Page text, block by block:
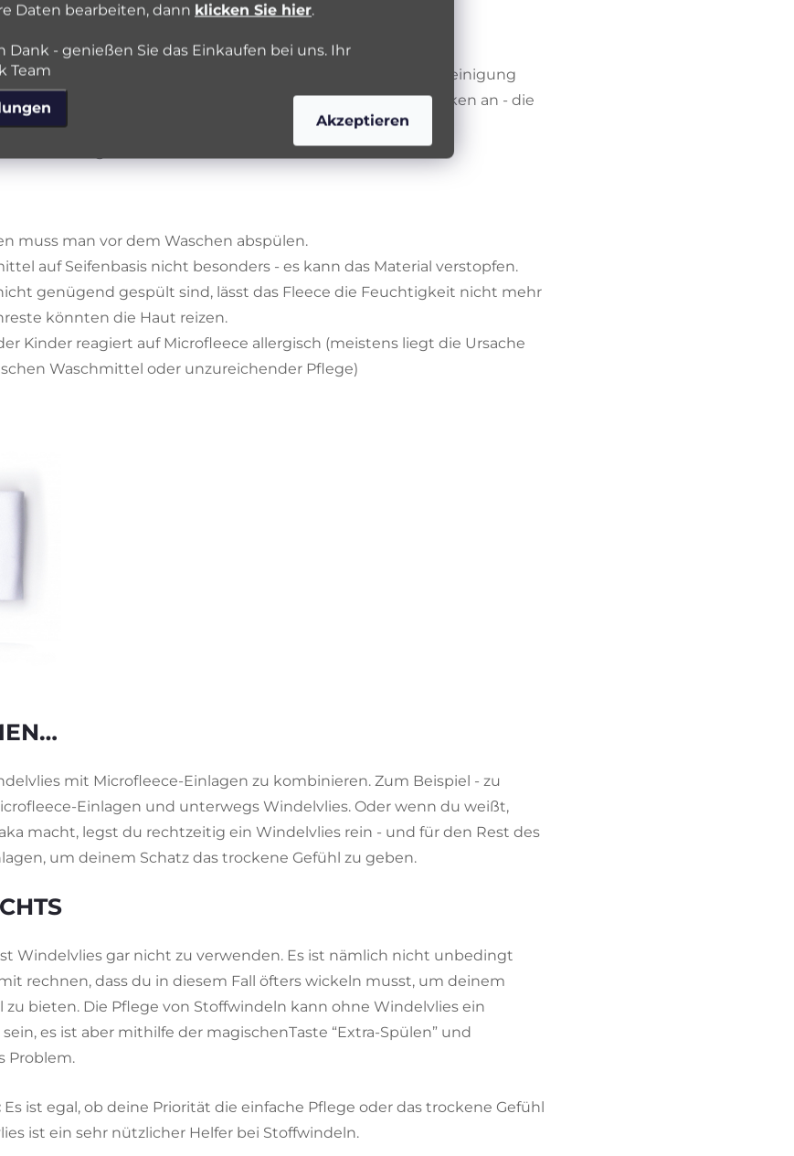
Daten bearbeiten, dann klicken Sie hier.
Dank - genießen Sie das Einkaufen bei uns. Ihr
Team
Akzeptieren
deshalb schützen sie die Windel besser vor Verunreinigung
schnell durchfließen aber fühlen sich selbst jederzeit trocken an - die
also trocken.
und ökologischer als Windelvlies
muss man vor dem Waschen abspülen.
auf Seifenbasis nicht besonders - es kann das Material verstopfen.
genügend gespült sind, lässt das Fleece die Feuchtigkeit nicht mehr
könnten die Haut reizen.
Kinder reagiert auf Microfleece allergisch (meistens liegt die Ursache
Waschmittel oder unzureichender Pflege)
mit Microfleece-Einlagen zu kombinieren. Zum Beispiel - zu
Einlagen und unterwegs Windelvlies. Oder wenn du weißt,
macht, legst du rechtzeitig ein Windelvlies rein - und für den Rest des
um deinem Schatz das trockene Gefühl zu geben.
Windelvlies gar nicht zu verwenden. Es ist nämlich nicht unbedingt
rechnen, dass du in diesem Fall öfters wickeln musst, um deinem
zu bieten. Die Pflege von Stoffwindeln kann ohne Windelvlies ein
es ist aber mithilfe der magischenTaste “Extra-Spülen” und
Problem.
Es ist egal, ob deine Priorität die einfache Pflege oder das trockene Gefühl
ist ein sehr nützlicher Helfer bei Stoffwindeln.